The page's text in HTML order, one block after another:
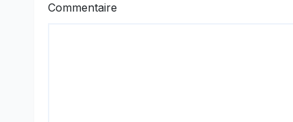
Commentaire